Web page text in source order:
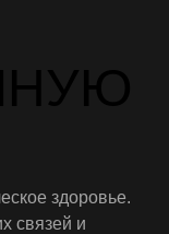
здоровье.
связей и